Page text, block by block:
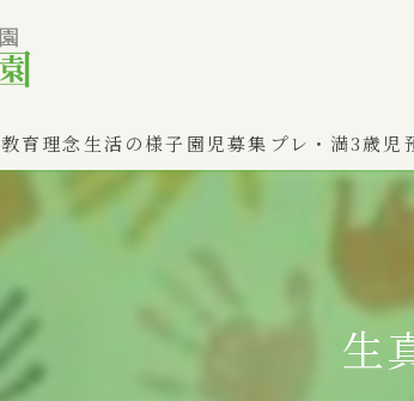
教育理念生活の様子 園児募集 プレ・満3歳児
わかば（0～2
ひよこぐみ（1
ふたばぐみ(満
生